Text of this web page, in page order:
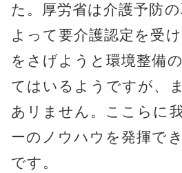
た。厚労省は介護予防
よって要介護認定を受
をさげようと環境整備
てはいるようですが、
あリません。ここらに
ーのノウハウを発揮で
です。